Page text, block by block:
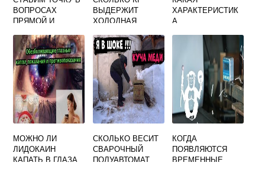
ВОПРОСАХ
ПРЯМОЙ И
ПОЛЯРНОСТИ В
СВАРКЕ
ВЫДЕРЖИТ
ХОЛОДНАЯ
ХАРАКТЕРИСТИК
А
РУЧНОЙ ДУГОВОЙ
МЕХАНИЗИРОВАН
НОЙ СВАРКЕ
МОЖНО ЛИ
ЛИДОКАИН
КАПАТЬ В ГЛАЗА
СКОЛЬКО ВЕСИТ
СВАРОЧНЫЙ
ПОЛУАВТОМАТ
КОГДА
ПОЯВЛЯЮТСЯ
ВРЕМЕННЫЕ